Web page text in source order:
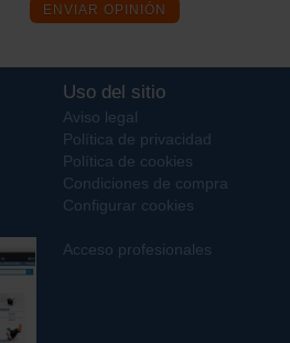
ENVIAR OPINIÓN
Uso del sitio
Aviso legal
Política de privacidad
Política de cookies
Condiciones de compra
Configurar cookies
Acceso profesionales